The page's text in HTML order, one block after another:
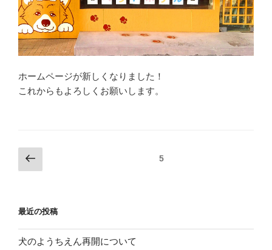
ホームページが新しくなりました！
これからもよろしくお願いします。
投
稿
ビ
ー
前
の
ジ
ページ5
最近の投稿
犬のようちえん再開について